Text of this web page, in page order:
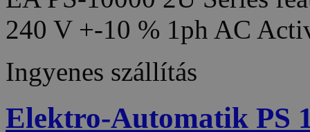
240 V +-10 % 1ph AC
Ingyenes szállítás
Elektro-Automatik PS